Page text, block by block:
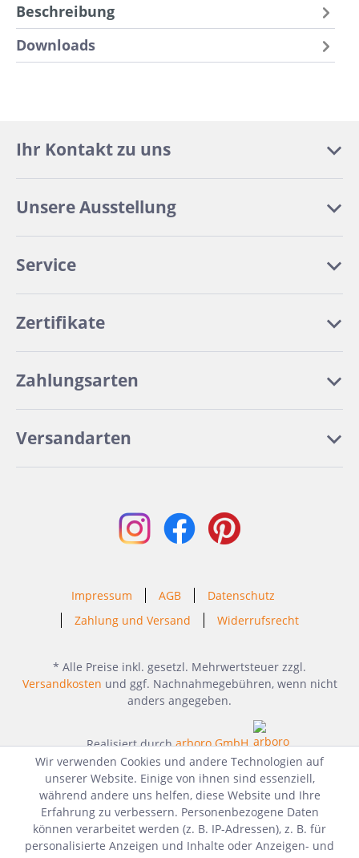
Beschreibung
Downloads
Ihr Kontakt zu uns
Unsere Ausstellung
Service
Zertifikate
Zahlungsarten
Versandarten
Impressum AGB
Datenschutz
Zahlung und Versand
Widerrufsrecht
* Alle Preise inkl. gesetzl. Mehrwertsteuer zzgl.
Versandkosten und ggf. Nachnahmegebühren, wenn nicht
anders angegeben.
Realisiert durcharboro GmbH
Wir verwenden Cookies und andere Technologien auf
unserer Website. Einige von ihnen sind essenziell,
während andere uns helfen, diese Website und Ihre
Erfahrung zu verbessern. Personenbezogene Daten
können verarbeitet werden (z. B. IP-Adressen), z. B. für
personalisierte Anzeigen und Inhalte oder Anzeigen- und